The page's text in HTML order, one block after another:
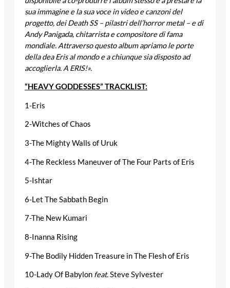
sua immagine e la sua voce in video e canzoni del
progetto, dei Death SS – pilastri dell’horror metal – e di
Andy Panigada, chitarrista e compositore di fama
mondiale. Attraverso questo album apriamo le porte
della dea Eris al mondo e a chiunque sia disposto ad
accoglierla. A ERIS!».
“HEAVY GODDESSES” TRACKLIST:
1-Eris
2-Witches of Chaos
3-The Mighty Walls of Uruk
4-The Reckless Maneuver of The Four Parts of Eris
5-Ishtar
6-Let The Sabbath Begin
7-The New Kumari
8-Inanna Rising
9-The Bodily Hidden Treasure in The Flesh of Eris
10-Lady Of Babylon feat.Steve Sylvester